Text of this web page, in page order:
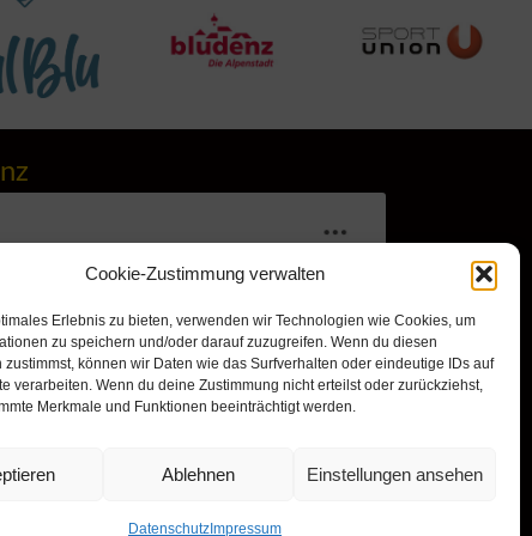
Cookie-Zustimmung verwalten
Erlebnis zu bieten, verwenden wir Technologien wie Cookies, um
zu speichern und/oder darauf zuzugreifen. Wenn du diesen
zustimmst, können wir Daten wie das Surfverhalten oder eindeutige IDs auf
verarbeiten. Wenn du deine Zustimmung nicht erteilst oder zurückziehst,
Merkmale und Funktionen beeinträchtigt werden.
Ablehnen Einstellungen ansehen
DatenschutzImpressum
Marketing-Cookies zu